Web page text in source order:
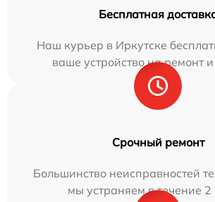
Бесплатная
Наш курьер в Иркутске
ваше устройство на ремонт
Срочный ремонт
Большинство неисправностей
мы устраняем в течение 2